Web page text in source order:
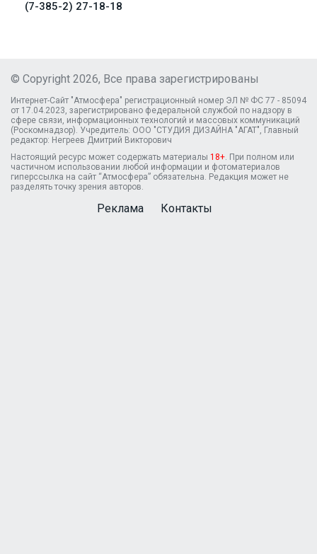
(7-385-2) 27-18-18
© Copyright 2026, Все права зарегистрированы
Интернет-Сайт "Атмосфера" регистрационный номер ЭЛ № ФС 77 - 85094
от 17.04.2023, зарегистрировано федеральной службой по надзору в
сфере связи, информационных технологий и массовых коммуникаций
(Роскомнадзор). Учредитель: ООО "СТУДИЯ ДИЗАЙНА "АГАТ", Главный
редактор: Негреев Дмитрий Викторович
Настоящий ресурс может содержать материалы 18+ . При полном или
частичном использовании любой информации и фотоматериалов
гиперссылка на сайт “Атмосфера” обязательна. Редакция может не
разделять точку зрения авторов.
Реклама Контакты